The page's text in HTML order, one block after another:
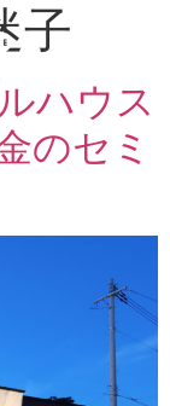
子
ハウス
のセミ